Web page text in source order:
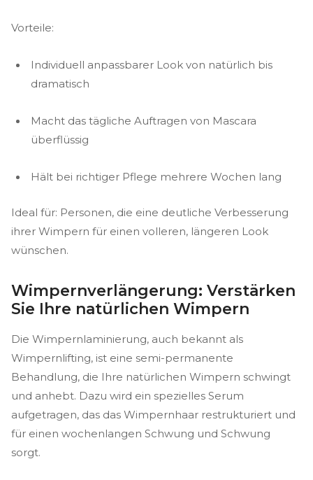
Vorteile:
Individuell anpassbarer Look von natürlich bis
dramatisch
Macht das tägliche Auftragen von Mascara
überflüssig
Hält bei richtiger Pflege mehrere Wochen lang
Ideal für: Personen, die eine deutliche Verbesserung
ihrer Wimpern für einen volleren, längeren Look
wünschen.
Wimpernverlängerung: Verstärken
Sie Ihre natürlichen Wimpern
Die Wimpernlaminierung, auch bekannt als
Wimpernlifting, ist eine semi-permanente
Behandlung, die Ihre natürlichen Wimpern schwingt
und anhebt. Dazu wird ein spezielles Serum
aufgetragen, das das Wimpernhaar restrukturiert und
für einen wochenlangen Schwung und Schwung
sorgt.